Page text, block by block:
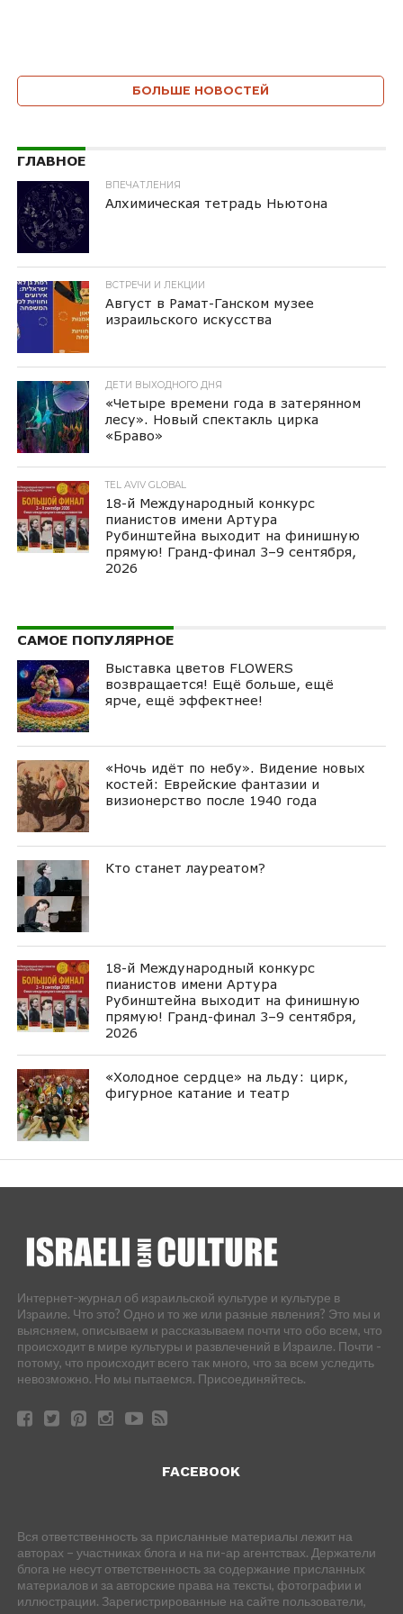
БОЛЬШЕ НОВОСТЕЙ
ГЛАВНОЕ
ВПЕЧАТЛЕНИЯ
Алхимическая тетрадь Ньютона
ВСТРЕЧИ И ЛЕКЦИИ
Август в Рамат-Ганском музее
израильского искусства
ДЕТИ ВЫХОДНОГО ДНЯ
«Четыре времени года в затерянном
лесу». Новый спектакль цирка
«Браво»
TEL AVIV GLOBAL
18-й Международный конкурс
пианистов имени Артура
Рубинштейна выходит на финишную
прямую! Гранд-финал 3–9 сентября,
2026
САМОЕ ПОПУЛЯРНОЕ
Выставка цветов FLOWERS
возвращается! Ещё больше, ещё
ярче, ещё эффектнее!
«Ночь идёт по небу». Видение новых
костей: Еврейские фантазии и
визионерство после 1940 года
Кто станет лауреатом?
18-й Международный конкурс
пианистов имени Артура
Рубинштейна выходит на финишную
прямую! Гранд-финал 3–9 сентября,
2026
«Холодное сердце» на льду: цирк,
фигурное катание и театр
Интернет-журнал об израильской культуре и культуре в
Израиле. Что это? Одно и то же или разные явления? Это мы и
выясняем, описываем и рассказываем почти что обо всем, что
происходит в мире культуры и развлечений в Израиле. Почти -
потому, что происходит всего так много, что за всем уследить
невозможно. Но мы пытаемся. Присоединяйтесь.
FACEBOOK
Вся ответственность за присланные материалы лежит на
авторах – участниках блога и на пи-ар агентствах. Держатели
блога не несут ответственность за содержание присланных
материалов и за авторские права на тексты, фотографии и
иллюстрации. Зарегистрированные на сайте пользователи,